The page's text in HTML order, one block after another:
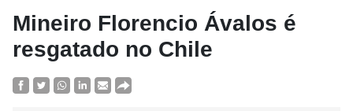
Mineiro Florencio Ávalos é
resgatado no Chile